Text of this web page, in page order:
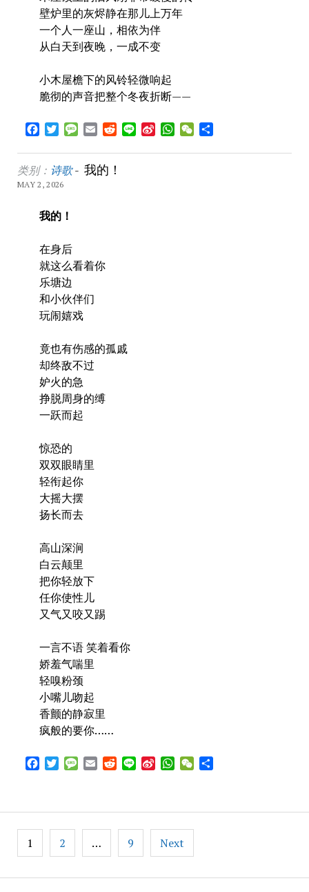
壁炉里的灰烬静在那儿上万年
一个人一座山，相依为伴
从白天到夜晚，一成不变
小木屋檐下的风铃轻微响起
脆彻的声音把整个冬夜折断——
Facebook
TwitterMessageEmailRedditLine Sina WhatsApp
WeChat
类别： 诗歌- 我的！
MAY 2, 2026
我的！
在身后
就这么看着你
乐塘边
和小伙伴们
玩闹嬉戏
竟也有伤感的孤戚
却终敌不过
妒火的急
挣脱周身的缚
一跃而起
惊恐的
双双眼睛里
轻衔起你
大摇大摆
扬长而去
高山深涧
白云颠里
把你轻放下
任你使性儿
又气又咬又踢
一言不语 笑着看你
娇羞气喘里
轻嗅粉颈
小嘴儿吻起
香颤的静寂里
疯般的要你……
Facebook
TwitterMessageEmailRedditLine Sina WhatsApp
WeChat
Posts
pagination
1 2 … 9 Next